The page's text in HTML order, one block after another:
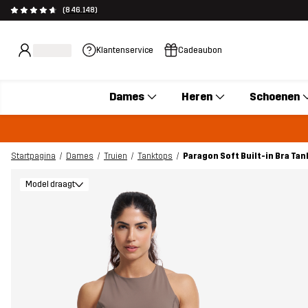
(846.148)
Klantenservice Cadeaubon
Dames Heren Schoenen
Startpagina Dames Truien Tanktops Paragon Soft Built-in Bra
Model draagt